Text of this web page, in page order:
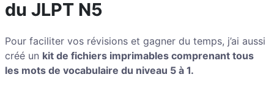
du JLPT N5
Pour faciliter vos révisions et gagner du temps, j’ai aussi
créé un kit de fichiers imprimables comprenant tous
les mots de vocabulaire du niveau 5 à 1.